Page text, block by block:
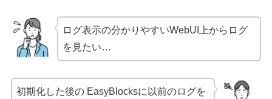
ログ表示の分かりやすいWebUI上からログ
を見たい…
初期化した後の EasyBlocksに以前のログを